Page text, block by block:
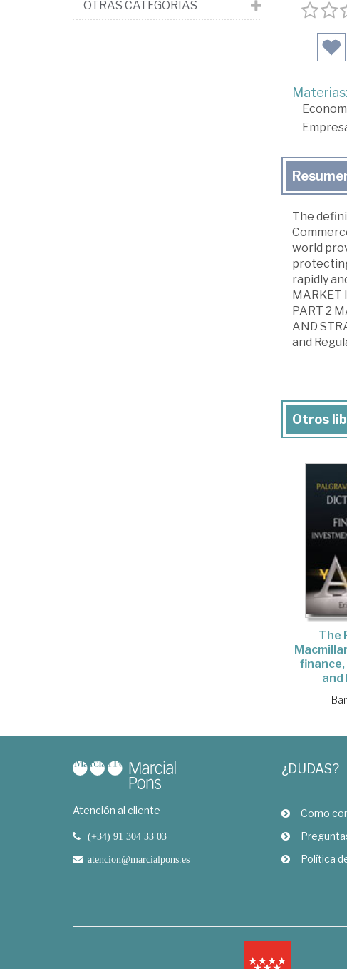
Materias:
The
world
rapidly
PART 2
AND
and
Otros
The
and
OTRAS CATEGORÍAS
Atención al cliente
(+34) 91 304 33 03
atencion@marcialpons.es
¿DUDAS?
Como
Política